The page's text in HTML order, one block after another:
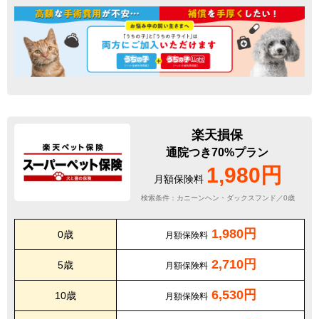
楽天損保
通院つき70%プラン
月額保険料 1,980円
検索条件：カニーンヘン・ダックスフンド／0歳
0歳 月額保険料 1,980円
5歳 月額保険料 2,710円
10歳 月額保険料 6,530円